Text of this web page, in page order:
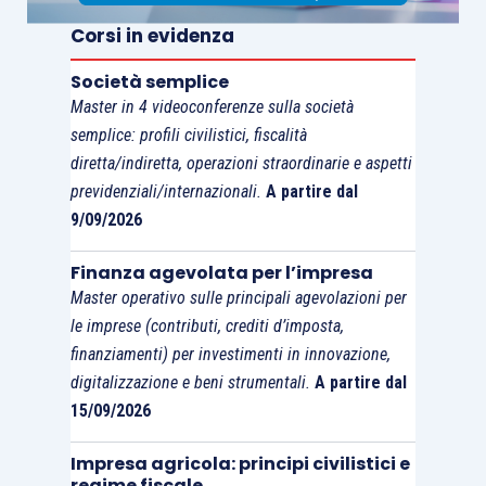
ammortamento.
Ciò in quanto i fabbricati delle imprese sono,
generalmente, beni ammortizzabili, mentre i
terreni, per espressa previsione dello stesso OIC
16, non sono oggetto di ammortamento, salvo nei
casi in cui essi abbiano un’utilità destinata a
cave e i siti utilizzati per le discariche.
Sotto il profilo fiscale, l’art. 36, comma 7, D.L. n.
223/2006, dispone che il costo ammortizzabile
dei fabbricati strumentali deve essere assunto al
costruzione e a quelle che ne costituiscono
Corsi in evidenza
Società semplice
Master in 4 videoconferenze sulla società
semplice: profili civilistici, fiscalità
diretta/indiretta, operazioni straordinarie e aspetti
previdenziali/internazionali. A partire dal
9/09/2026
Finanza agevolata per l’impresa
Master operativo sulle principali agevolazioni per
le imprese (contributi, crediti d’imposta,
finanziamenti) per investimenti in innovazione,
digitalizzazione e beni strumentali. A partire dal
15/09/2026
Impresa agricola: principi civilistici e